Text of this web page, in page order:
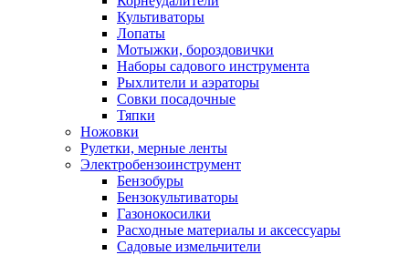
Культиваторы
Лопаты
Мотыжки, бороздовички
Наборы садового инструмента
Рыхлители и аэраторы
Совки посадочные
Тяпки
Ножовки
Рулетки, мерные ленты
Электробензоинструмент
Бензобуры
Бензокультиваторы
Газонокосилки
Расходные материалы и аксессуары
Садовые измельчители